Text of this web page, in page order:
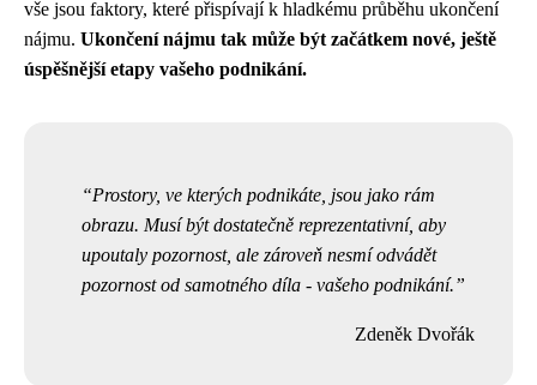
vše jsou faktory, které přispívají k hladkému průběhu ukončení
nájmu. Ukončení nájmu tak může být začátkem nové, ještě
úspěšnější etapy vašeho podnikání.
Prostory, ve kterých podnikáte, jsou jako rám
obrazu. Musí být dostatečně reprezentativní, aby
upoutaly pozornost, ale zároveň nesmí odvádět
pozornost od samotného díla - vašeho podnikání.
Zdeněk Dvořák